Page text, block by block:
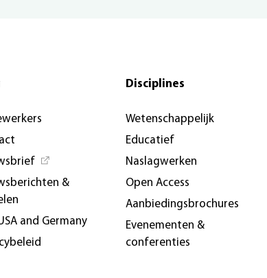
&
and Germany
Disciplines
Wetenschappelijk
Educatief
Naslagwerken
Open Access
Aanbiedingsbrochures
Evenementen &
conferenties